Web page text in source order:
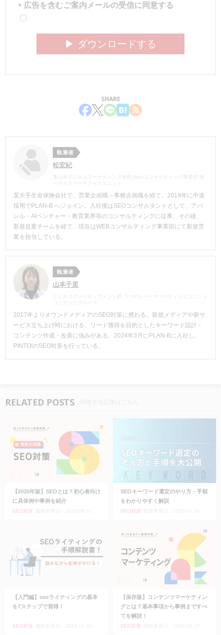
* 広告を含むご案内メールの受信に同意する
▶︎ ダウンロードする
SHARE
執筆者
松宏紀
東日本デジタルマーケティング本部 Webコンサルティング事業部 第
一カスタマーサクセスユニット
某大手生命保険会社で、営業企画職～事務企画職を経て、2019年に中途
採用でPLAN-B へジョイン。入社後はSEOコンサルタントとして、アパ
レル・AIベンチャー・教育業界等のコンサルティングに従事。その後、
新規提案チームを経て、現在はWEBコンサルティング事業部にて新規営
業を担当している。
執筆者
山本千里
ビジネスディベロップメント部 コーポレートマーケティングユニット
コンテンツグループ
2017年よりオウンドメディアのSEO対策に携わる。新規メディアや新サ
ービス立ち上げ時における、リード獲得を目的としたキーワード設計・
コンテンツ作成・改善に強みがある 。 2024年3月にPLAN-Bに入社し、
PINTO!のSEO対策を行っている。
RELATED POSTS
【2026年版】SEOとは？初心者向け
に具体例や事例を紹介
SEO対策
SEOキーワード選定のやり方・手順
をわかりやすく解説
SEO対策
【入門編】seoライティングの基本
を7ステップで習得！
SEO対策
【保存版】コンテンツマーケティン
グとは？基本事項から事例まですべ
てを解説！
SEO対策